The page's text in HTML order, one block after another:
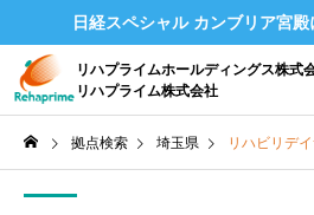
日経スペシャル カンブリア宮殿
リハプライムホールディングス株式
リハプライム株式会社
拠点検索 埼玉県 リハビリデイ